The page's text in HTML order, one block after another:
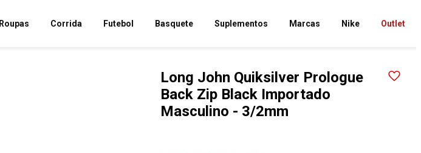
Roupas Corrida Futebol Basquete Suplementos Marcas Nike Outlet
Long John Quiksilver Prologue
Back Zip Black Importado
Masculino - 3/2mm